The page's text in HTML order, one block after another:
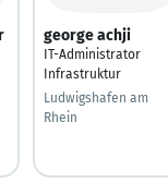
george achji
IT-Administrator
Infrastruktur
Ludwigshafen am
Rhein